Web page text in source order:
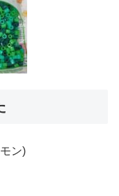
ン)